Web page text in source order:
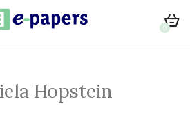
0
Hopstein